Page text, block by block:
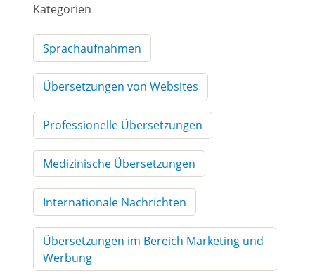
Kategorien
Sprachaufnahmen
Übersetzungen von Websites
Professionelle Übersetzungen
Medizinische Übersetzungen
Internationale Nachrichten
Übersetzungen im Bereich Marketing und
Werbung